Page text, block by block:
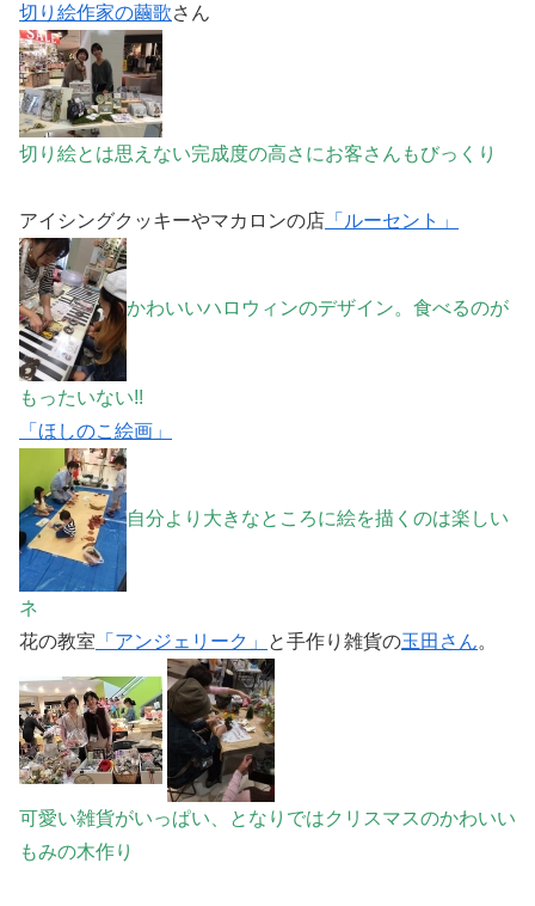
切り絵作家の繭歌さん
切り絵とは思えない完成度の高さにお客さんもびっくり
アイシングクッキーやマカロンの店 「ルーセント」
かわいいハロウィンのデザイン。食べるのが
もったいない!!
「ほしのこ絵画」
自分より大きなところに絵を描くのは楽しい
ネ
花の教室 「アンジェリーク」 と手作り雑貨の玉田さん。
可愛い雑貨がいっぱい、となりではクリスマスのかわいい
もみの木作り